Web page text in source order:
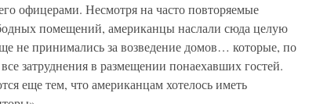
офицерами. Несмотря на часто повторяемые
помещений, американцы наслали сюда целую
не принимались за возведение домов… которые, по
затруднения в размещении понаехавших гостей.
еще тем, что американцам хотелось иметь